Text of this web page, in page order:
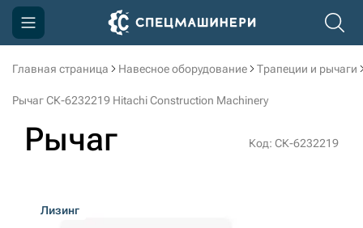
Главная страница Навесное оборудование Трапеции и рычаги
Рычаг СК-6232219 Hitachi Construction Machinery
Рычаг Код: СК-6232219
Лизинг
Компания
Доставка и оплата
Контакты